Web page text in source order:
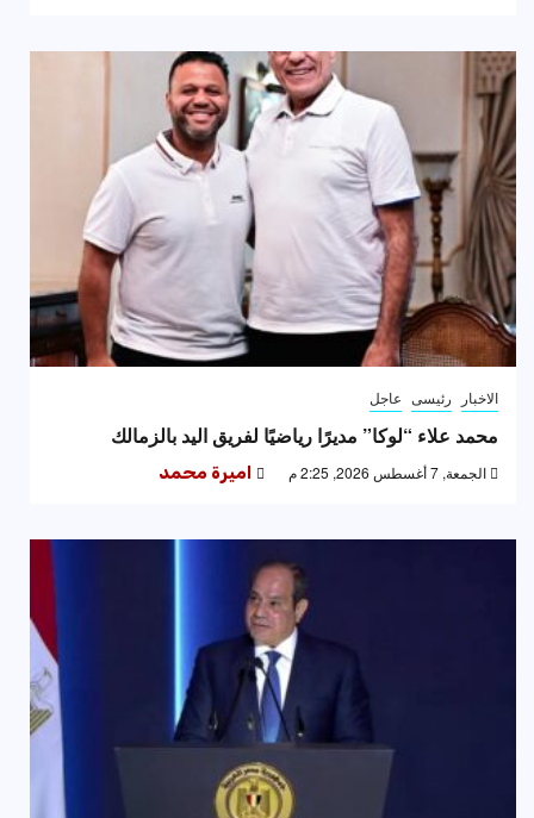
الاخبار رئيسى عاجل
محمد علاء “لوكا” مديرًا رياضيًا لفريق اليد بالزمالك
الجمعة, 7 أغسطس 2026, 2:25 م اميرة محمد